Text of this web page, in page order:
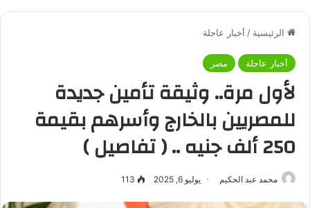
الرئيسية / أخبار عاجلة
أخبار عاجلة مصر
لأول مرة.. وثيقة تأمين جديدة
للمصريين بالخارج وأسرهم بقيمة
250 ألف جنيه .. ( تفاصيل )
محمد عبد الحكيم يوليو 6, 2025 113